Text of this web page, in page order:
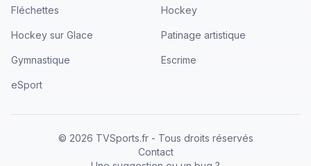
Fléchettes Hockey
Hockey sur Glace Patinage artistique
Gymnastique Escrime
eSport
© 2026 TVSports.fr - Tous droits réservés
Contact